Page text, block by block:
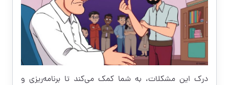
درک این مشکلات، به شما کمک می‌کند تا برنامه‌ریزی و